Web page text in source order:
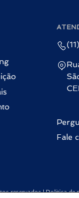
Fale
reservados |Política de